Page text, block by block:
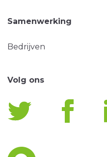
Samenwerking
Bedrijven
Volg ons